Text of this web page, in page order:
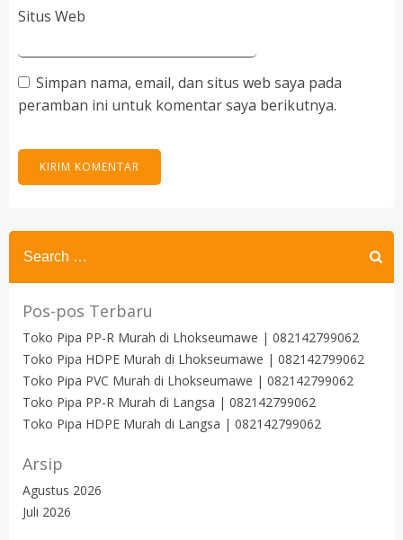
Situs Web
Simpan nama, email, dan situs web saya pada
peramban ini untuk komentar saya berikutnya.
Search
for:
Pos-pos Terbaru
Toko Pipa PP-R Murah di Lhokseumawe | 082142799062
Toko Pipa HDPE Murah di Lhokseumawe | 082142799062
Toko Pipa PVC Murah di Lhokseumawe | 082142799062
Toko Pipa PP-R Murah di Langsa | 082142799062
Toko Pipa HDPE Murah di Langsa | 082142799062
Arsip
Agustus 2026
Juli 2026